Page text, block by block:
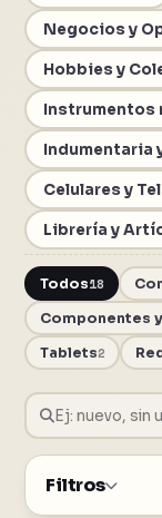
Negocios y
Hobbies y
Instrumentos
Indumentaria
Celulares y
Librería y
Todos18
Componentes
Tablets2
Filtros